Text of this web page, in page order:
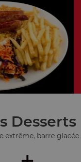
Desserts
barre glacée